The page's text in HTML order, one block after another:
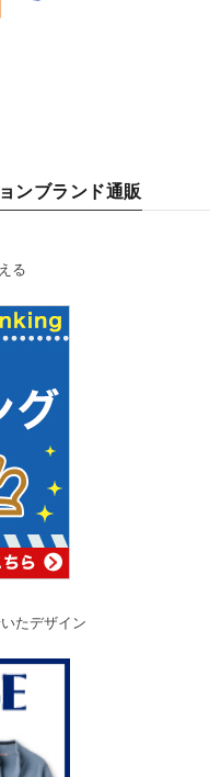
ンブランド通販
る
たデザイン